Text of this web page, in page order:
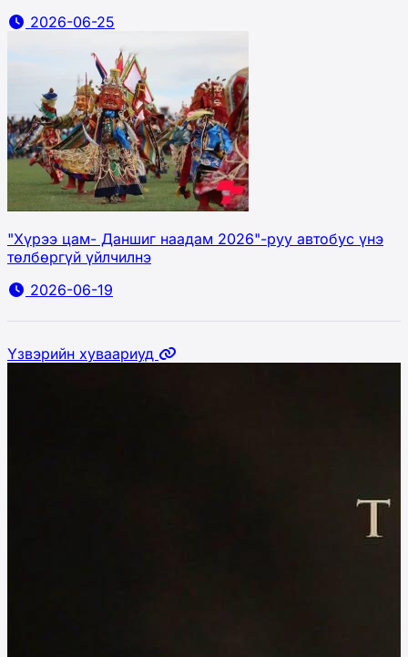
2026-06-25
"Хүрээ цам- Даншиг наадам 2026"-руу автобус үнэ
төлбөргүй үйлчилнэ
2026-06-19
Үзвэрийн хуваариуд